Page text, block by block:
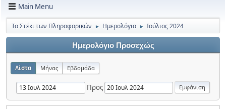
Main Menu
Το Στέκι των Πληροφορικών ► Ημερολόγιο ► Ιούλιος 2024
Ημερολόγιο Προσεχώς
Λίστα Μήνας Εβδομάδα
Προς